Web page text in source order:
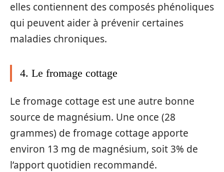
elles contiennent des composés phénoliques
qui peuvent aider à prévenir certaines
maladies chroniques.
4. Le fromage cottage
Le fromage cottage est une autre bonne
source de magnésium. Une once (28
grammes) de fromage cottage apporte
environ 13 mg de magnésium, soit 3% de
l’apport quotidien recommandé.